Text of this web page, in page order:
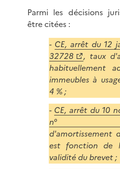
Parmi les décisions
être citées :
- CE, arrêt du 12
32728
, taux
habituellement
immeubles à
4 % ;
- CE, arrêt du 10
n°
d'amortissement
est fonction de
validité du brevet ;